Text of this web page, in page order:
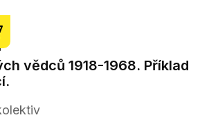
vědců 1918-1968. Příklad